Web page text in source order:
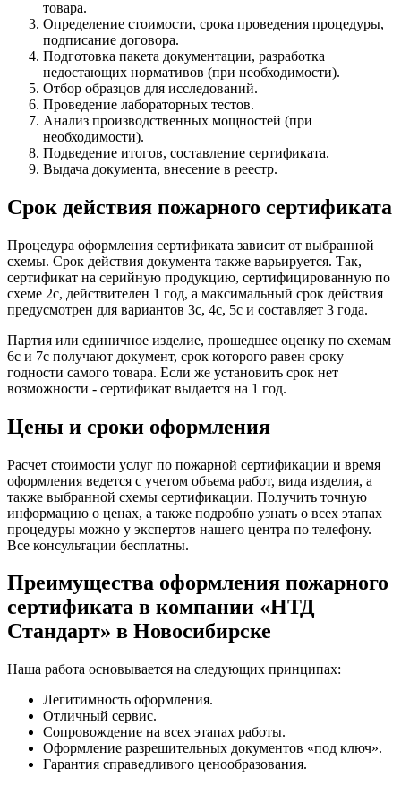
товара.
Определение стоимости, срока проведения процедуры,
подписание договора.
Подготовка пакета документации, разработка
недостающих нормативов (при необходимости).
Отбор образцов для исследований.
Проведение лабораторных тестов.
Анализ производственных мощностей (при
необходимости).
Подведение итогов, составление сертификата.
Выдача документа, внесение в реестр.
Срок действия пожарного сертификата
Процедура оформления сертификата зависит от выбранной
схемы. Срок действия документа также варьируется. Так,
сертификат на серийную продукцию, сертифицированную по
схеме 2с, действителен 1 год, а максимальный срок действия
предусмотрен для вариантов 3с, 4с, 5с и составляет 3 года.
Партия или единичное изделие, прошедшее оценку по схемам
6с и 7с получают документ, срок которого равен сроку
годности самого товара. Если же установить срок нет
возможности - сертификат выдается на 1 год.
Цены и сроки оформления
Расчет стоимости услуг по пожарной сертификации и время
оформления ведется с учетом объема работ, вида изделия, а
также выбранной схемы сертификации. Получить точную
информацию о ценах, а также подробно узнать о всех этапах
процедуры можно у экспертов нашего центра по телефону.
Все консультации бесплатны.
Преимущества оформления пожарного
сертификата в компании «НТД
Стандарт» в Новосибирске
Наша работа основывается на следующих принципах:
Легитимность оформления.
Отличный сервис.
Сопровождение на всех этапах работы.
Оформление разрешительных документов «под ключ».
Гарантия справедливого ценообразования.